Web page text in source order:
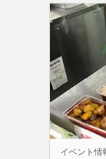
イベント情